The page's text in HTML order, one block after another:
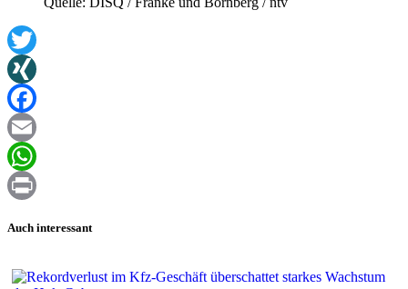
Twitter
XING
Facebook
Email
WhatsApp
Auch interessant